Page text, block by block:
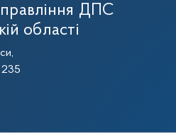
ДПС
області
235